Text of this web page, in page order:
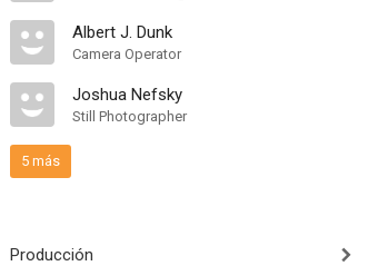
Albert J. Dunk
Camera Operator
Joshua Nefsky
Still Photographer
5 más
Producción